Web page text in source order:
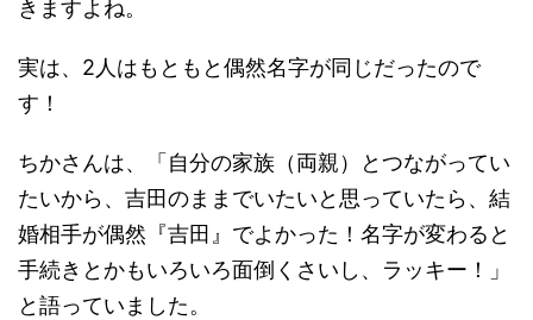
きますよね。
実は、2人はもともと偶然名字が同じだったので
す！
ちかさんは、「自分の家族（両親）とつながってい
たいから、吉田のままでいたいと思っていたら、結
婚相手が偶然『吉田』でよかった！名字が変わると
手続きとかもいろいろ面倒くさいし、ラッキー！」
と語っていました。